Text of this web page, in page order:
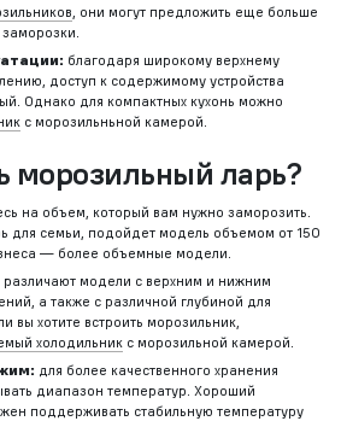
, они могут предложить еще больше
благодаря широкому верхнему
доступ к содержимому устройства
Однако для компактных кухонь можно
c морозильньной камерой.
морозильный ларь?
на объем, который вам нужно заморозить.
для семьи, подойдет модель объемом от 150
— более объемные модели.
различают модели с верхним и нижним
а также с различной глубиной для
вы хотите встроить морозильник,
холодильник с морозильной камерой.
для более качественного хранения
диапазон температур. Хороший
поддерживать стабильную температуру